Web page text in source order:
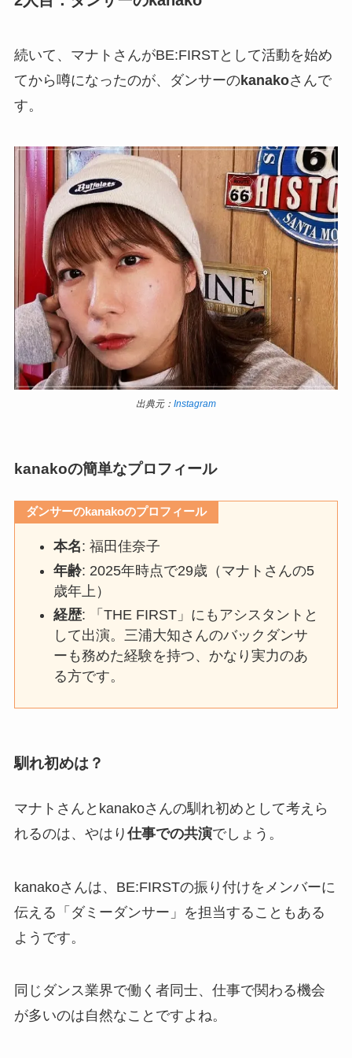
続いて、マナトさんがBE:FIRSTとして活動を始め
てから噂になったのが、ダンサーのkanakoさんで
す。
出典元： Instagram
kanakoの簡単なプロフィール
ダンサーのkanakoのプロフィール
本名: 福田佳奈子
年齢: 2025年時点で29歳（マナトさんの5
歳年上）
経歴: 「THE FIRST」にもアシスタントと
して出演。三浦大知さんのバックダンサ
ーも務めた経験を持つ、かなり実力のあ
る方です。
馴れ初めは？
マナトさんとkanakoさんの馴れ初めとして考えら
れるのは、やはり 仕事での共演でしょう。
kanakoさんは、BE:FIRSTの振り付けをメンバーに
伝える「ダミーダンサー」を担当することもある
ようです。
同じダンス業界で働く者同士、仕事で関わる機会
が多いのは自然なことですよね。